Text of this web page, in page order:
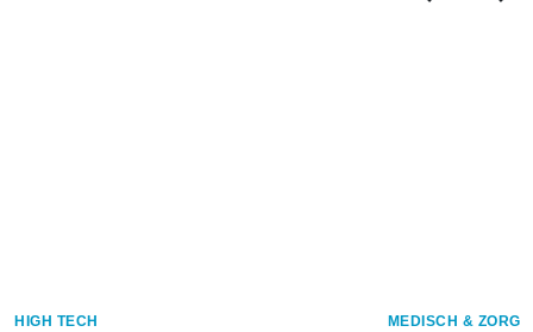
HIGH TECH MEDISCH & ZORG